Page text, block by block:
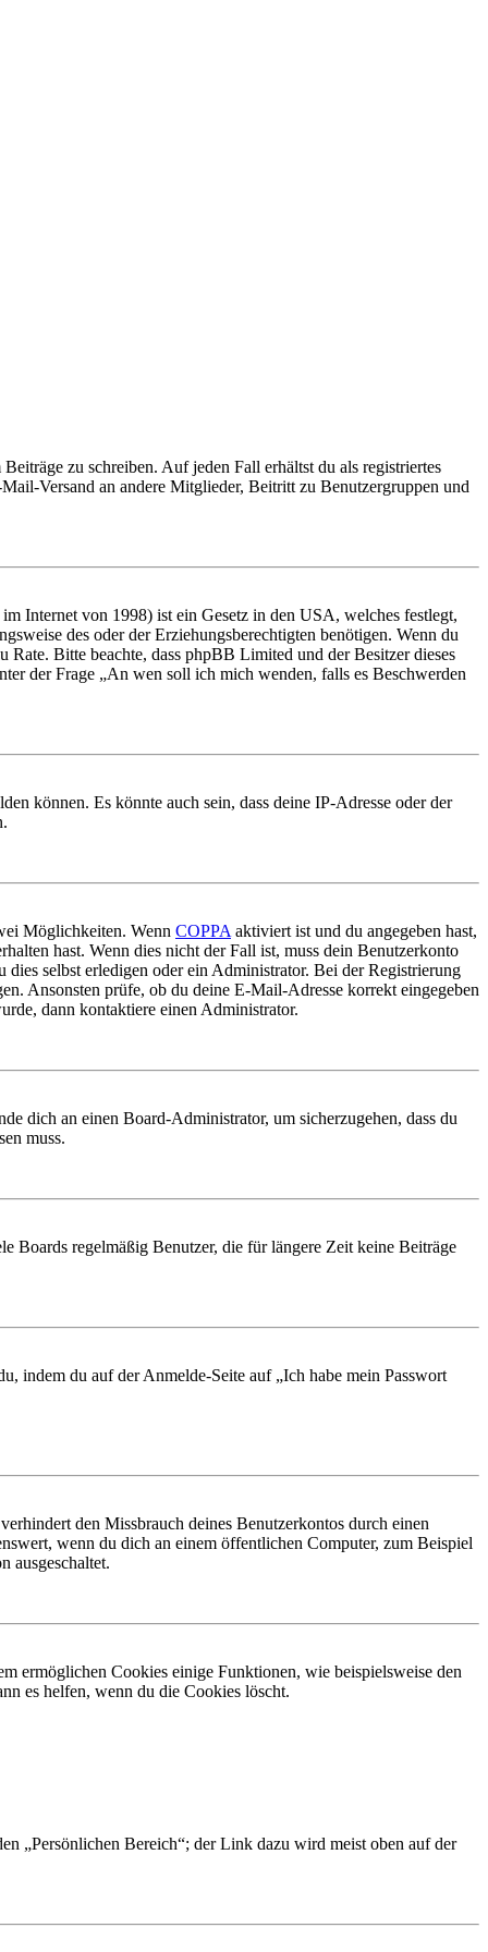
zu schreiben. Auf jeden Fall erhältst du als registriertes
Versand an andere Mitglieder, Beitritt zu Benutzergruppen und
Internet von 1998) ist ein Gesetz in den USA, welches festlegt,
des oder der Erziehungsberechtigten benötigen. Wenn du
Bitte beachte, dass phpBB Limited und der Besitzer dieses
der Frage „An wen soll ich mich wenden, falls es Beschwerden
können. Es könnte auch sein, dass deine IP-Adresse oder der
Möglichkeiten. Wenn COPPA aktiviert ist und du angegeben hast,
hast. Wenn dies nicht der Fall ist, muss dein Benutzerkonto
selbst erledigen oder ein Administrator. Bei der Registrierung
Ansonsten prüfe, ob du deine E-Mail-Adresse korrekt eingegeben
dann kontaktiere einen Administrator.
dich an einen Board-Administrator, um sicherzugehen, dass du
muss.
Boards regelmäßig Benutzer, die für längere Zeit keine Beiträge
indem du auf der Anmelde-Seite auf „Ich habe mein Passwort
den Missbrauch deines Benutzerkontos durch einen
wenn du dich an einem öffentlichen Computer, zum Beispiel
ausgeschaltet.
ermöglichen Cookies einige Funktionen, wie beispielsweise den
es helfen, wenn du die Cookies löscht.
„Persönlichen Bereich“; der Link dazu wird meist oben auf der